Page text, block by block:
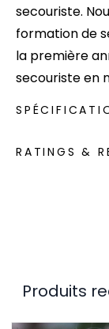
secouriste.
formation de
la première
secouriste en
RATINGS &
Produits